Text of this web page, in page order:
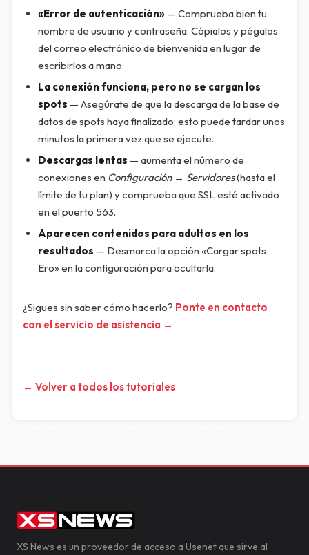
«Error de autenticación» — Comprueba bien tu
nombre de usuario y contraseña. Cópialos y pégalos
del correo electrónico de bienvenida en lugar de
escribirlos a mano.
La conexión funciona, pero no se cargan los
spots — Asegúrate de que la descarga de la base de
datos de spots haya finalizado; esto puede tardar unos
minutos la primera vez que se ejecute.
Descargas lentas — aumenta el número de
conexiones en Configuración → Servidores(hasta el
límite de tu plan) y comprueba que SSL esté activado
en el puerto 563.
Aparecen contenidos para adultos en los
resultados — Desmarca la opción «Cargar spots
Ero» en la configuración para ocultarla.
¿Sigues sin saber cómo hacerlo? Ponte en contacto
con el servicio de asistencia →
← Volver a todos los tutoriales
XS News es un proveedor de acceso a Usenet que sirve al